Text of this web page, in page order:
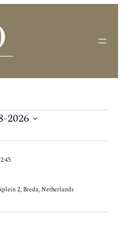
2026
2, Breda, Netherlands